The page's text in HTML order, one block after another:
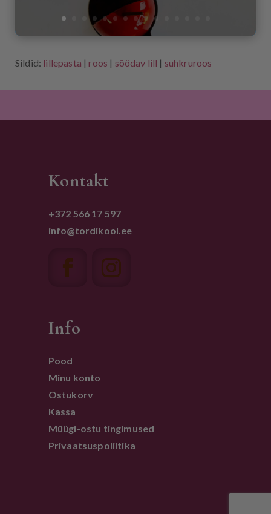
Sildid: lillepasta |roos | söödav lill | suhkruroos
Kontakt
+372 566 17 597
info@tordikool.ee
Info
Pood
Minu konto
Ostukorv
Kassa
Müügi-ostu tingimused
Privaatsuspoliitika